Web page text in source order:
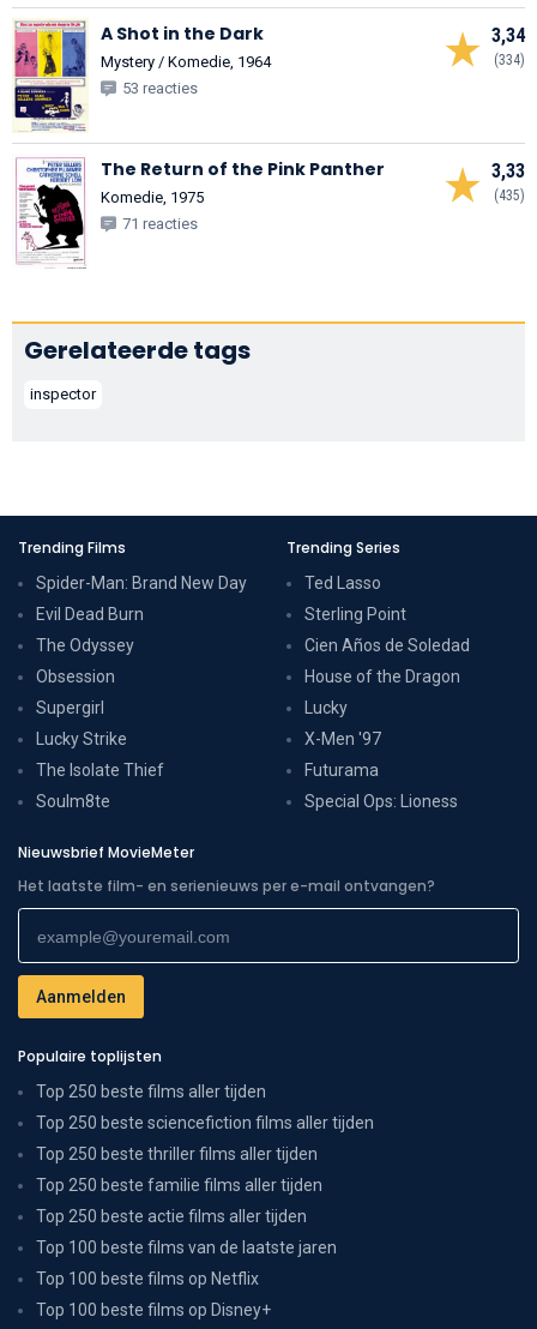
3,34
(334)
A Shot in the Dark
Mystery / Komedie, 1964
53 reacties
3,33
(435)
The Return of the Pink Panther
Komedie, 1975
71 reacties
Gerelateerde tags
inspector
Trending Films
Spider-Man: Brand New Day
Evil Dead Burn
The Odyssey
Obsession
Supergirl
Lucky Strike
The Isolate Thief
Soulm8te
Trending Series
Ted Lasso
Sterling Point
Cien Años de Soledad
House of the Dragon
Lucky
X-Men '97
Futurama
Special Ops: Lioness
Nieuwsbrief MovieMeter
Het laatste film- en serienieuws per e-mail ontvangen?
Populaire toplijsten
Top 250 beste films aller tijden
Top 250 beste sciencefiction films aller tijden
Top 250 beste thriller films aller tijden
Top 250 beste familie films aller tijden
Top 250 beste actie films aller tijden
Top 100 beste films van de laatste jaren
Top 100 beste films op Netflix
Top 100 beste films op Disney+